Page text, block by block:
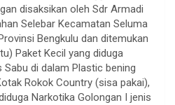
disaksikan oleh Sdr Armadi
Selebar Kecamatan Seluma
Bengkulu dan ditemukan
Paket Kecil yang diduga
di dalam Plastic bening
Rokok Country (sisa pakai),
Narkotika Golongan I jenis